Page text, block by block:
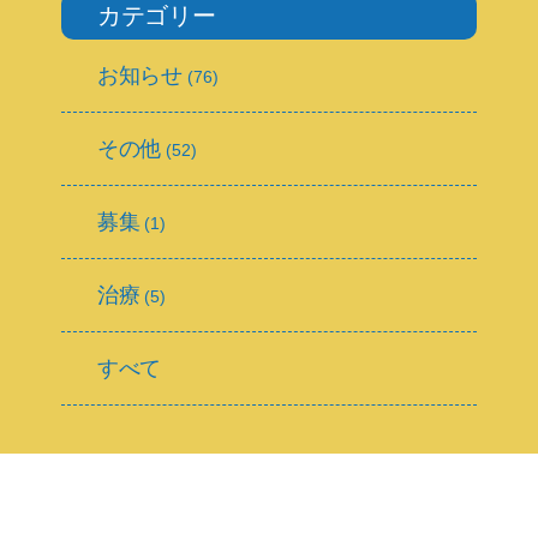
カテゴリー
お知らせ (76)
その他 (52)
募集(1)
治療 (5)
すべて